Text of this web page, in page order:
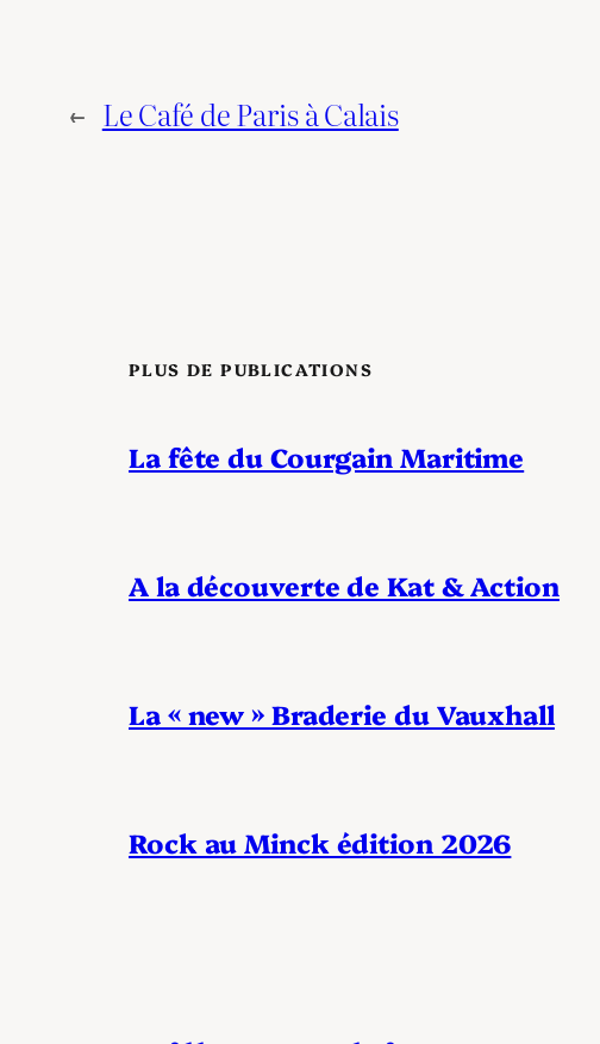
← Le Café de Paris à Calais
PLUS DE PUBLICATIONS
La fête du Courgain Maritime
A la découverte de Kat & Action
La « new » Braderie du Vauxhall
Rock au Minck édition 2026